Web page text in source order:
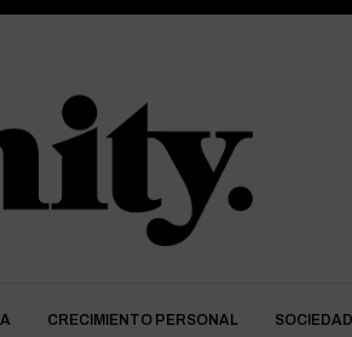
CRECIMIENTO PERSONAL SOCIEDAD